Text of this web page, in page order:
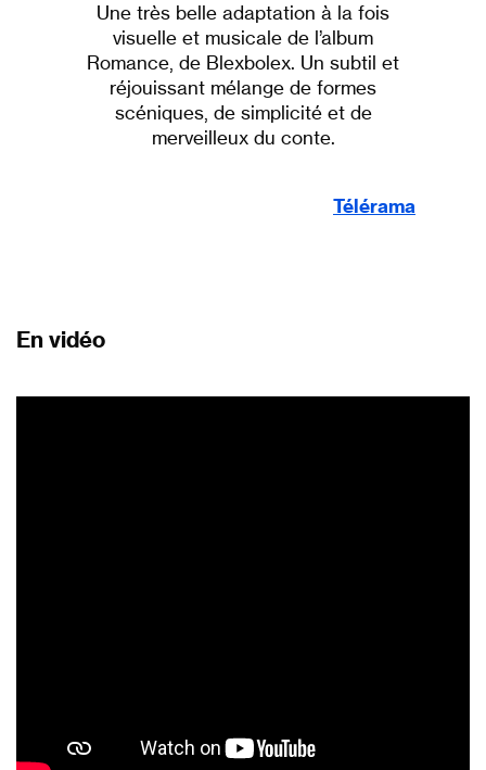
Une très belle adaptation à la fois
visuelle et musicale de l’album
Romance, de Blexbolex. Un subtil et
réjouissant mélange de formes
scéniques, de simplicité et de
merveilleux du conte.
Télérama
En vidéo